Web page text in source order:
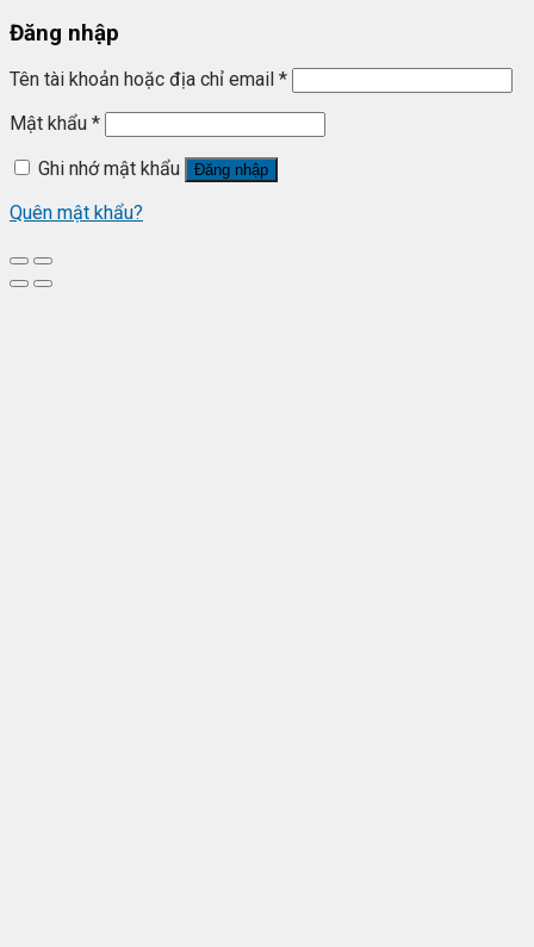
Đăng nhập
Tên tài khoản hoặc địa chỉ email *
Mật khẩu *
Ghi nhớ mật khẩu
Đăng nhập
Quên mật khẩu?